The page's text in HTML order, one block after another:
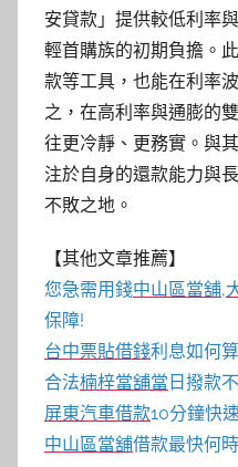
安貸款」提供較低利率
輕首購族的初期負擔。
款等工具，也能在利率
之，在高利率與通膨的
往更冷靜、更務實。與
注於自身的還款能力與
不敗之地。
【其他文章推薦】
您急需用錢中山區當舖,
保障!
台中票貼借錢利息如何
合法楠梓當舖當 日撥款
屏東汽車借款10分鐘快
中山區當舖借款最快何